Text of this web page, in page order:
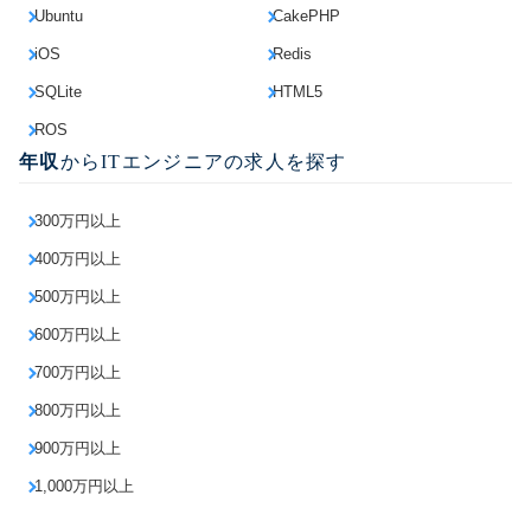
Ubuntu CakePHP
iOS Redis
SQLite HTML5
ROS
年収からITエンジニアの求人を探す
300万円以上
400万円以上
500万円以上
600万円以上
700万円以上
800万円以上
900万円以上
1,000万円以上